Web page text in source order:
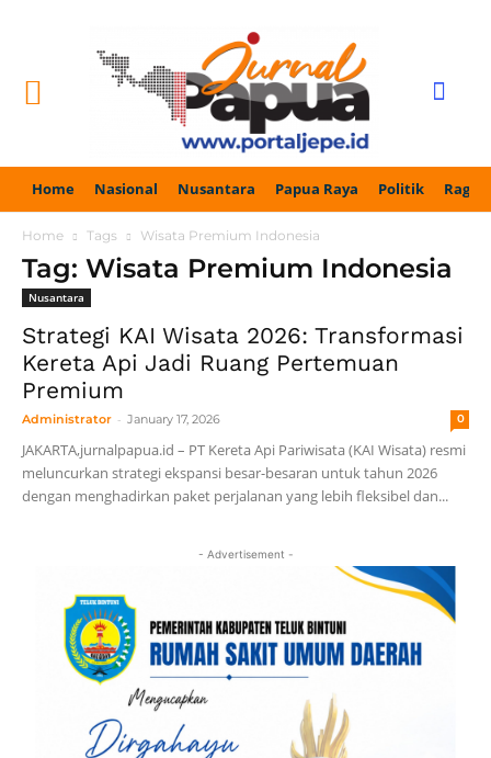
Home Nasional Nusantara Papua Raya Politik
Home Tags Wisata Premium Indonesia
Tag: Wisata Premium Indonesia
Nusantara
Strategi KAI Wisata 2026: Transformasi
Kereta Api Jadi Ruang Pertemuan
Premium
Administrator - January 17, 2026 0
JAKARTA,jurnalpapua.id – PT Kereta Api Pariwisata (KAI Wisata) resmi
meluncurkan strategi ekspansi besar-besaran untuk tahun 2026
dengan menghadirkan paket perjalanan yang lebih fleksibel dan...
- Advertisement -